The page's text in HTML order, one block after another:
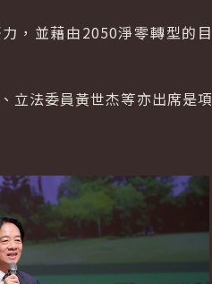
，並藉由2050淨零轉型的目
立法委員黃世杰等亦出席是項